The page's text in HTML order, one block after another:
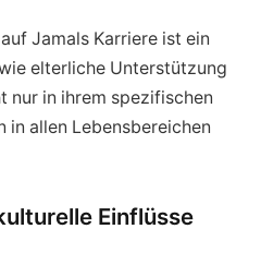
Jamals Karriere ist ein
elterliche Unterstützung
nur in ihrem spezifischen
in allen Lebensbereichen
Einflüsse